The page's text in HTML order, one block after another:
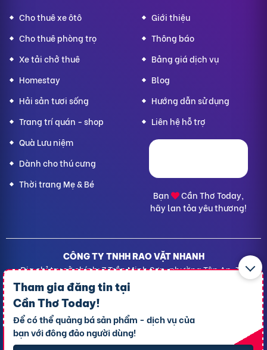
Tham gia đăng tin tại
Cần Thơ Today!
Để có thể quảng bá sản phẩm - dịch vụ của
bạn với đông đảo người dùng!
Cho thuê xe ôtô
Cho thuê phòng trọ
Xe tải chở thuê
Homestay
Hải sản tươi sống
Trang trí quán - shop
Quà Lưu niệm
Dành cho thú cưng
Thời trang Mẹ & Bé
Giới thiệu
Thông báo
Bảng giá dịch vụ
Blog
Hướng dẫn sử dụng
Liên hệ hỗ trợ
Bạn
Cần Thơ Today,
hãy lan tỏa yêu thương!
CÔNG TY TNHH RAO VẶT NHANH
Địa chỉ trụ sở chính: 7 Trần Minh Sơn, phường Tân An, TP.
Cần Thơ
Giấy CNĐKDN: 1801717351 – Ngày cấp: 24/01/2022 - Cơ
quan cấp: Phòng Đăng ký kinh doanh – Sở kế hoạch và
Đầu tư TP. Cần Thơ
Liên hệ hỗ trợ- Hotline: